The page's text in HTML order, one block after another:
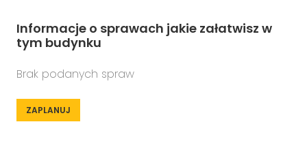
Informacje o sprawach jakie załatwisz w
tym budynku
Brak podanych spraw
ZAPLANUJ